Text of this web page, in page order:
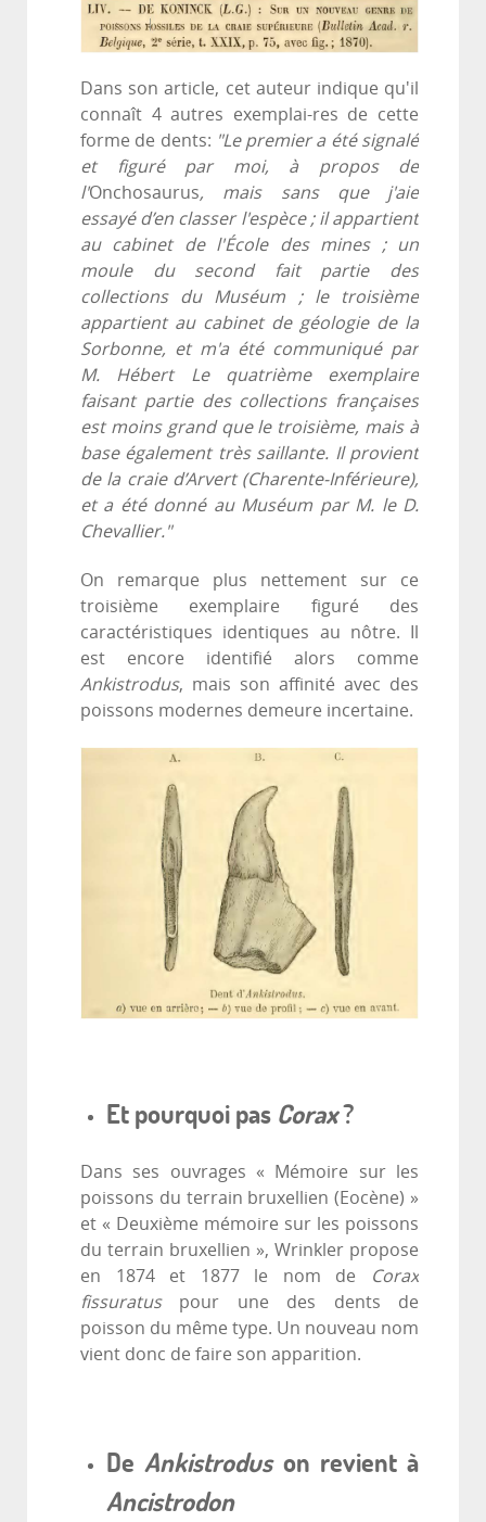
Dans son article, cet auteur indique qu'il
connaît 4 autres exemplai-res de cette
forme de dents: "Le premier a été signalé
et figuré par moi, à propos de
l'Onchosaurus, mais sans que j'aie
essayé d’en classer l'espèce ; il appartient
au cabinet de l'École des mines ; un
moule du second fait partie des
collections du Muséum ; le troisième
appartient au cabinet de géologie de la
Sorbonne, et m'a été communiqué par
M. Hébert Le quatrième exemplaire
faisant partie des collections françaises
est moins grand que le troisième, mais à
base également très saillante. Il provient
de la craie d’Arvert (Charente-Inférieure),
et a été donné au Muséum par M. le D.
Chevallier."
On remarque plus nettement sur ce
troisième exemplaire figuré des
caractéristiques identiques au nôtre. Il
est encore identifié alors comme
Ankistrodus, mais son affinité avec des
poissons modernes demeure incertaine.
Et pourquoi pas Corax?
Dans ses ouvrages « Mémoire sur les
poissons du terrain bruxellien (Eocène) »
et « Deuxième mémoire sur les poissons
du terrain bruxellien », Wrinkler propose
en 1874 et 1877 le nom de
Corax
fissuratus pour une des dents de
poisson du même type. Un nouveau nom
vient donc de faire son apparition.
DeAnkistrodus on revient à
Ancistrodon